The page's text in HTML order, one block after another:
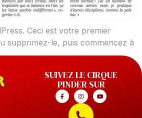
Ceci est votre premier
supprimez-le, puis commencez à
SUIVEZ LE CIRQUE
PINDER SUR